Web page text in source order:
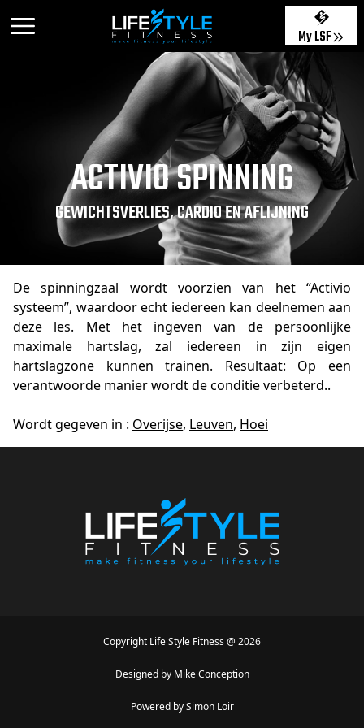
My LSF
ACTIVIO SPINNING
GEWICHTSVERLIES, CARDIO EN AFLIJNING
De spinningzaal wordt voorzien van het “Activio
systeem”, waardoor echt iedereen kan deelnemen aan
deze les. Met het ingeven van de persoonlijke
maximale hartslag, zal iedereen in zijn eigen
hartslagzone kunnen trainen. Resultaat: Op een
verantwoorde manier wordt de conditie verbeterd..
Wordt gegeven in : Overijse, Leuven, Hoei
Copyright Life Style Fitness @ 2026
Designed by Mike Conception
Powered by Simon Loir